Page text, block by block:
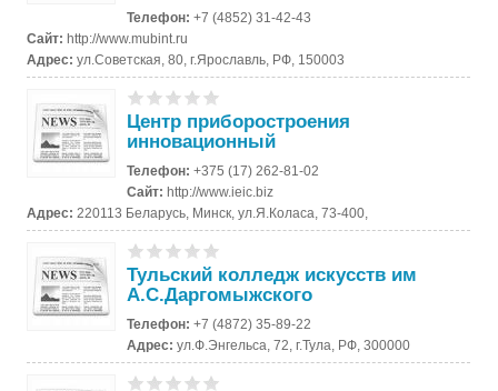
Телефон:+7 (4852) 31-42-43
Сайт:http://www.mubint.ru
Адрес:ул.Советская, 80, г.Ярославль, РФ, 150003
Центр приборостроения
инновационный
Телефон:+375 (17) 262-81-02
Сайт:http://www.ieic.biz
Адрес: 220113 Беларусь, Минск, ул.Я.Коласа, 73-400,
Тульский колледж искусств им
А.С.Даргомыжского
Телефон:+7 (4872) 35-89-22
Адрес:ул.Ф.Энгельса, 72, г.Тула, РФ, 300000